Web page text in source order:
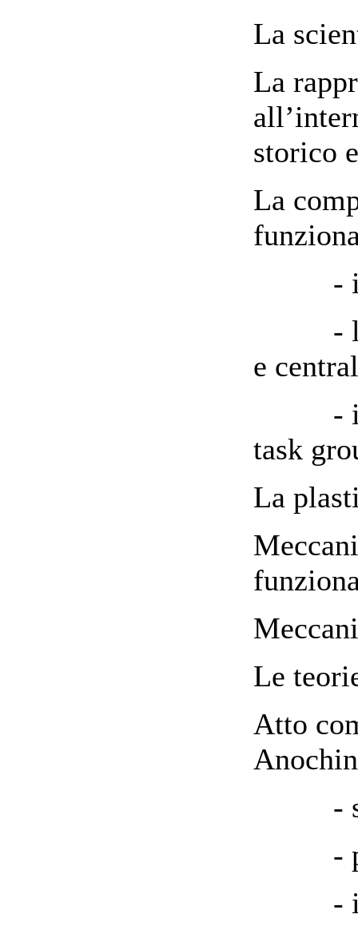
La
La
storico
La
- i
- la
e
-
task
La
Le
Atto
-
-
-